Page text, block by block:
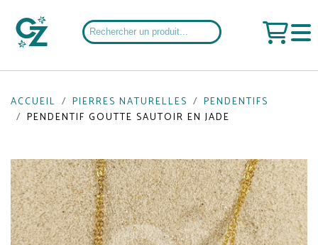
ACCUEIL PIERRES NATURELLES
PENDENTIFS
PENDENTIF GOUTTE SAUTOIR EN JADE